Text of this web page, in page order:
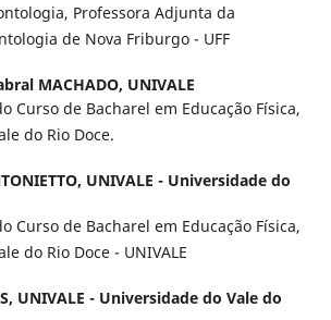
Professora Adjunta da
de Nova Friburgo - UFF
MACHADO, UNIVALE
Curso de Bacharel em Educação Física,
do Rio Doce.
UNIVALE - Universidade do
Curso de Bacharel em Educação Física,
do Rio Doce - UNIVALE
UNIVALE - Universidade do Vale do